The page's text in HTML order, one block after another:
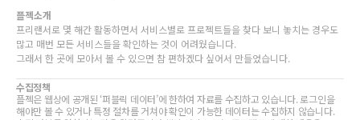
플젝소개
프리랜서로 몇 해간 활동하면서 서비스별로 프로젝트들을 찾다 보니 놓치는 경우도
많고 매번 모든 서비스들을 확인하는 것이 어려웠습니다.
그래서 한 곳에 모아서 볼 수 있으면 참 편하겠다 싶어서 만들었습니다.
수집정책
플젝은 웹상에 공개된 ‘퍼블릭 데이터’에 한하여 자료를 수집하고 있습니다. 로그인을
해야만 볼 수 있거나 특정 절차를 거쳐야 확인이 가능한 데이터는 수집하지 않습니다.